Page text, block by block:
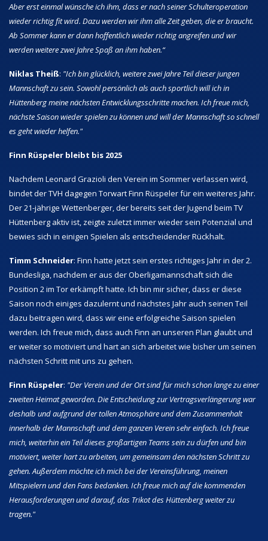
Aber erst einmal wünsche ich ihm, dass er nach seiner Schulteroperation
wieder richtig fit wird. Dazu werden wir ihm alle Zeit geben, die er braucht.
Ab Sommer kann er dann hoffentlich wieder richtig angreifen und wir
werden weitere zwei Jahre Spaß an ihm haben.“
Niklas Theiß: "Ich bin glücklich, weitere zwei Jahre Teil dieser jungen
Mannschaft zu sein. Sowohl persönlich als auch sportlich will ich in
Hüttenberg meine nächsten Entwicklungsschritte machen. Ich freue mich,
nächste Saison wieder spielen zu können und will der Mannschaft so schnell
es geht wieder helfen."
Finn Rüspeler bleibt bis 2025
Nachdem Leonard Grazioli den Verein im Sommer verlassen wird,
bindet der TVH dagegen Torwart Finn Rüspeler für ein weiteres Jahr.
Der 21-jährige Wettenberger, der bereits seit der Jugend beim TV
Hüttenberg aktiv ist, zeigte zuletzt immer wieder sein Potenzial und
bewies sich in einigen Spielen als entscheidender Rückhalt.
Timm Schneider: Finn hatte jetzt sein erstes richtiges Jahr in der 2.
Bundesliga, nachdem er aus der Oberligamannschaft sich die
Position 2 im Tor erkämpft hatte. Ich bin mir sicher, dass er diese
Saison noch einiges dazulernt und nächstes Jahr auch seinen Teil
dazu beitragen wird, dass wir eine erfolgreiche Saison spielen
werden. Ich freue mich, dass auch Finn an unseren Plan glaubt und
er weiter so motiviert und hart an sich arbeitet wie bisher um seinen
nächsten Schritt mit uns zu gehen.
Finn Rüspeler: "Der Verein und der Ort sind für mich schon lange zu einer
zweiten Heimat geworden. Die Entscheidung zur Vertragsverlängerung war
deshalb und aufgrund der tollen Atmosphäre und dem Zusammenhalt
innerhalb der Mannschaft und dem ganzen Verein sehr einfach. Ich freue
mich, weiterhin ein Teil dieses großartigen Teams sein zu dürfen und bin
motiviert, weiter hart zu arbeiten, um gemeinsam den nächsten Schritt zu
gehen. Außerdem möchte ich mich bei der Vereinsführung, meinen
Mitspielern und den Fans bedanken. Ich freue mich auf die kommenden
Herausforderungen und darauf, das Trikot des Hüttenberg weiter zu
tragen."